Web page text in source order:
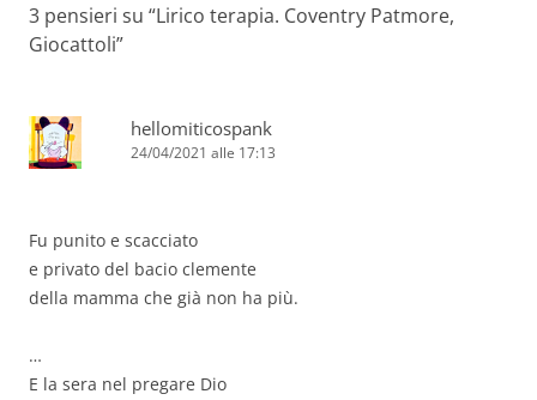
3 pensieri su “Lirico terapia. Coventry Patmore,
Giocattoli”
hellomiticospank
24/04/2021 alle 17:13
Fu punito e scacciato
e privato del bacio clemente
della mamma che già non ha più.
…
E la sera nel pregare Dio